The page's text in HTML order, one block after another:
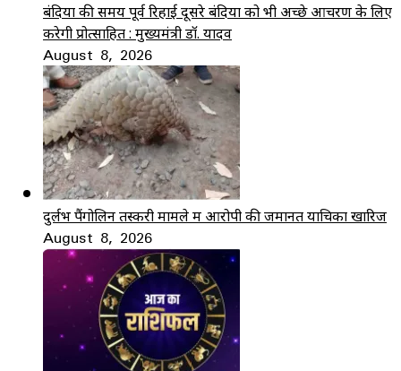
बंदियों की समय पूर्व रिहाई दूसरे बंदियों को भी अच्छे आचरण के लिए
करेगी प्रोत्साहित : मुख्यमंत्री डॉ. यादव
August 8, 2026
दुर्लभ पैंगोलिन तस्करी मामले में आरोपी की जमानत याचिका खारिज
August 8, 2026